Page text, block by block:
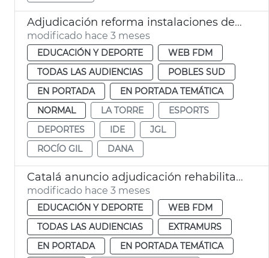
Adjudicación reforma instalaciones deportivas la Torre València
modificado hace 3 meses
EDUCACIÓN Y DEPORTE
WEB FDM
TODAS LAS AUDIENCIAS
POBLES SUD
EN PORTADA
EN PORTADA TEMÁTICA
NORMAL
LA TORRE
ESPORTS
DEPORTES
IDE
JGL
ROCÍO GIL
DANA
Catalá anuncio adjudicación rehabilitación complejo deportivo Abastos
modificado hace 3 meses
EDUCACIÓN Y DEPORTE
WEB FDM
TODAS LAS AUDIENCIAS
EXTRAMURS
EN PORTADA
EN PORTADA TEMÁTICA